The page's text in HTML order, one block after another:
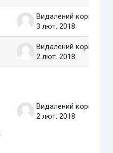
3 лют. 2018
2 лют. 2018
2 лют. 2018